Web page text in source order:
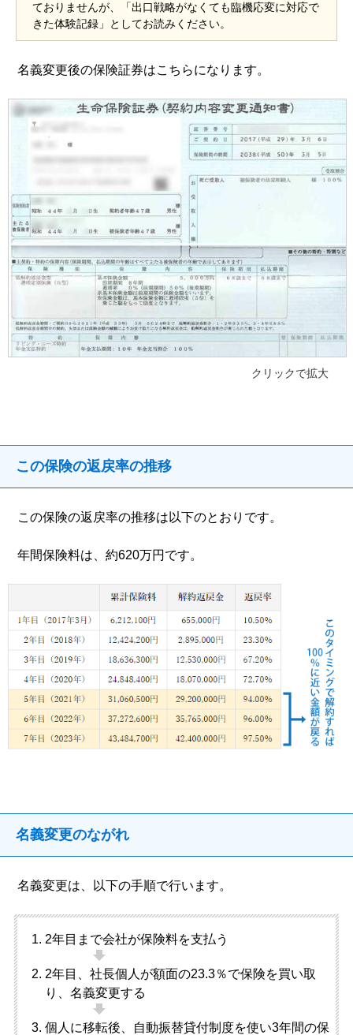
ておりませんが、「出口戦略がなくても臨機応変に対応で
きた体験記録」としてお読みください。
名義変更後の保険証券はこちらになります。
クリックで拡大
この保険の返戻率の推移
この保険の返戻率の推移は以下のとおりです。
年間保険料は、約620万円です。
名義変更のながれ
名義変更は、以下の手順で行います。
2年目まで会社が保険料を支払う
2年目、社長個人が額面の23.3％で保険を買い取
り、名義変更する
個人に移転後、自動振替貸付制度を使い3年間の保